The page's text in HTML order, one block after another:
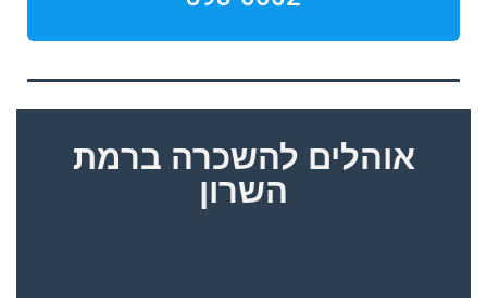
אוהלים להשכרה ברמת
השרון